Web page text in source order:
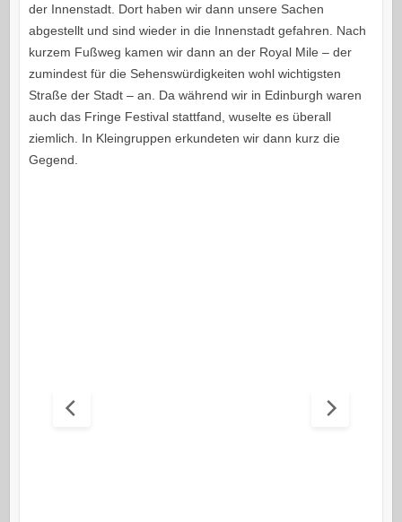
der Innenstadt. Dort haben wir dann unsere Sachen
abgestellt und sind wieder in die Innenstadt gefahren. Nach
kurzem Fußweg kamen wir dann an der Royal Mile – der
zumindest für die Sehenswürdigkeiten wohl wichtigsten
Straße der Stadt – an. Da während wir in Edinburgh waren
auch das Fringe Festival stattfand, wuselte es überall
ziemlich. In Kleingruppen erkundeten wir dann kurz die
Gegend.